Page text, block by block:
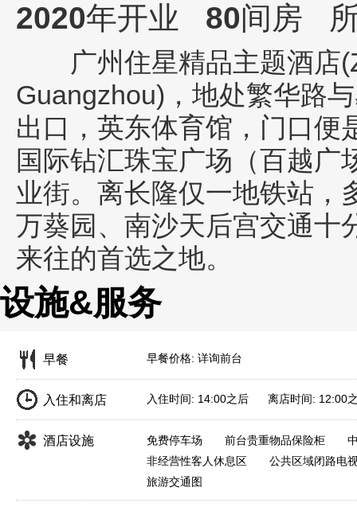
2020年开业 80间房
广州住星精品主题酒店
Guangzhou) ，地处繁华路
出口，英东体育馆，门口便
国际钻汇珠宝广场（百越广
业街。离长隆仅一地铁站，
万葵园、南沙天后宫交通十
来往的首选之地。
设施&服务
早餐 早餐价格: 详询前台
入住和离店 入住时间: 14:00之后 离店时间: 12:00
酒店设施 免费停车场 前台贵重物品保险柜
非经营性客人休息区
公共区域闭路电
旅游交通图